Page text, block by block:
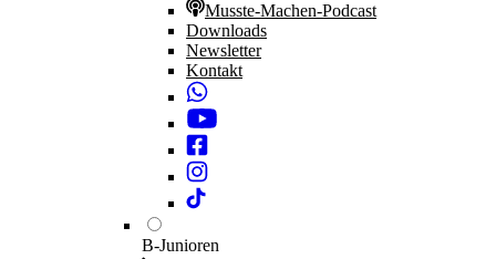
Musste-Machen-Podcast
Downloads
Newsletter
Kontakt
B-Junioren